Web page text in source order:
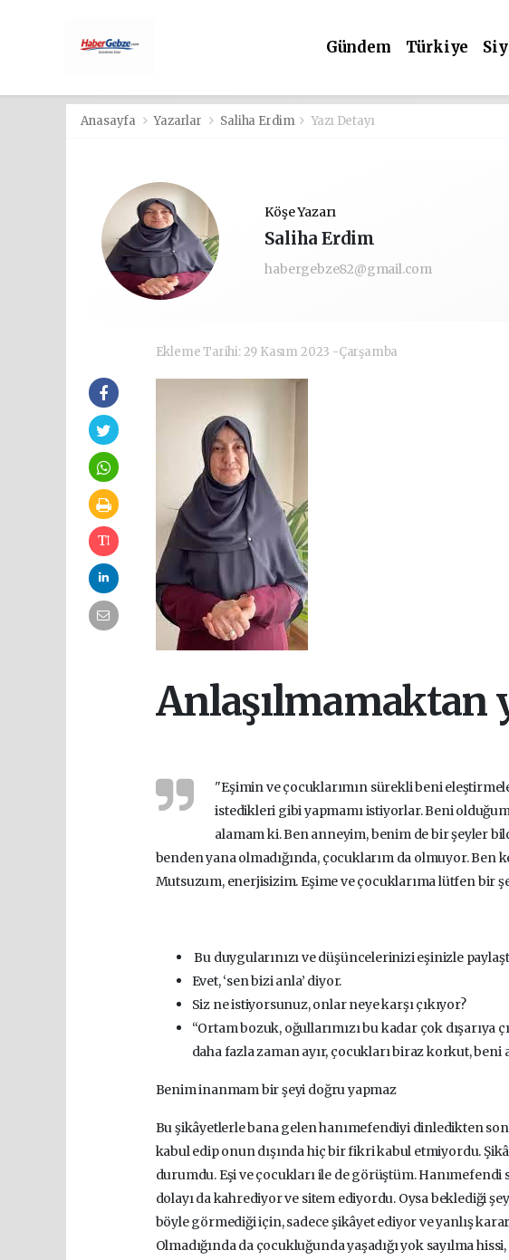
Gündem Türkiye
Anasayfa Yazarlar Saliha Erdim Yazı Detayı
Köşe Yazarı
Saliha Erdim
habergebze82@gmail.com
Ekleme Tarihi: 29 Kasım 2023 -Çarşamba
Anlaşılmamaktan
"Eşimin ve çocuklarımın sürekli beni
istedikleri gibi yapmamı istiyorlar. Beni
alamam ki. Ben anneyim, benim de bir şeyler
benden yana olmadığında, çocuklarım da olmuyor. Ben
Mutsuzum, enerjisizim. Eşime ve çocuklarıma lütfen bir
Bu duygularınızı ve düşüncelerinizi eşinizle
Evet, ‘sen bizi anla’ diyor.
Siz ne istiyorsunuz, onlar neye karşı çıkıyor?
“Ortam bozuk, oğullarımızı bu kadar çok dışarıya
daha fazla zaman ayır, çocukları biraz korkut, beni
Benim inanmam bir şeyi doğru yapmaz
Bu şikâyetlerle bana gelen hanımefendiyi dinledikten
kabul edip onun dışında hiç bir fikri kabul etmiyordu.
durumdu. Eşi ve çocukları ile de görüştüm.
dolayı da kahrediyor ve sitem ediyordu. Oysa beklediği
böyle görmediği için, sadece şikâyet ediyor ve yanlış
Olmadığında da çocukluğunda yaşadığı yok sayılma